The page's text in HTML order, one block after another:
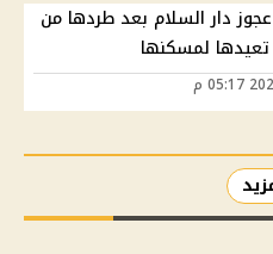
دار السلام بعد طردها من
لمسكنها